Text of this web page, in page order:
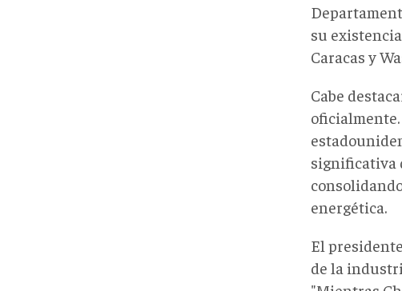
su
Caracas y
Cabe
significativa
energética.
El
de la